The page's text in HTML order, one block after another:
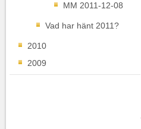
MM 2011-12-08
Vad har hänt 2011?
2010
2009